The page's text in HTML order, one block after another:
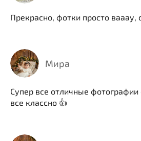
Прекрасно, фотки просто вааау,
Мира
Супер все отличные
все классно 👍